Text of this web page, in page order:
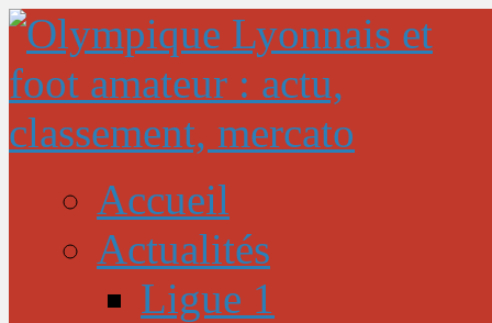
Accueil
Actualités
Ligue 1